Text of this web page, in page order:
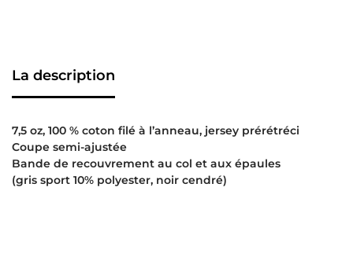
La description
7,5 oz, 100 % coton filé à l’anneau, jersey prérétréci
Coupe semi-ajustée
Bande de recouvrement au col et aux épaules
(gris sport 10% polyester, noir cendré)